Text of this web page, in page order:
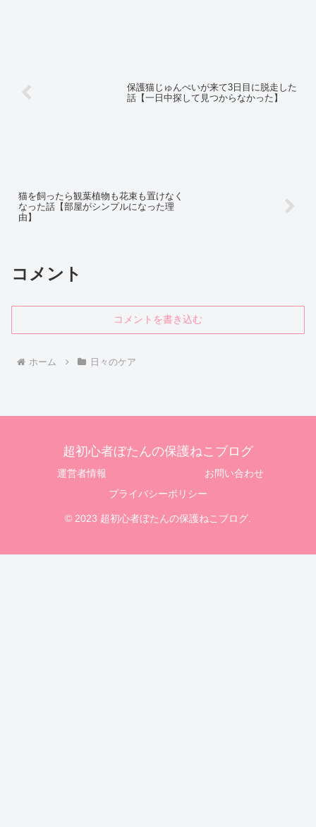
保護猫じゅんぺいが来て3日目に脱走した
話【一日中探して見つからなかった】
猫を飼ったら観葉植物も花束も置けなく
なった話【部屋がシンプルになった理
由】
コメント
コメントを書き込む
ホーム 日々のケア
超初心者ぼたんの保護ねこブログ
運営者情報
お問い合わせ
プライバシーポリシー
© 2023 超初心者ぼたんの保護ねこブログ.